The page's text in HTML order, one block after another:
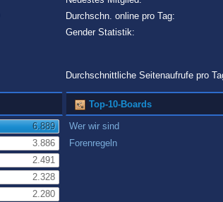
Durchschn. online pro Tag:
Gender Statistik:
Durchschnittliche Seitenaufrufe pro
6.889
3.886
2.491
2.328
2.280
Top-10-Boards
Wer wir sind
Forenregeln